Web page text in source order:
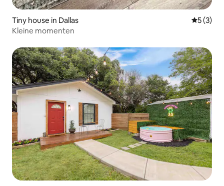
Tiny house in Dallas
5 (3)
Kleine momenten